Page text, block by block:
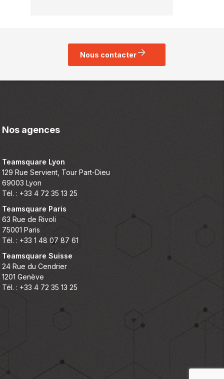
Nous contacter
Nos agences
Teamsquare Lyon
129 Rue Servient, Tour Part-Dieu
69003 Lyon
Tél. : +33 4 72 35 13 25
Teamsquare Paris
63 Rue de Rivoli
75001 Paris
Tél. : +33 1 48 07 87 61
Teamsquare Suisse
24 Rue du Cendrier
1201 Genève
Tél. : +33 4 72 35 13 25